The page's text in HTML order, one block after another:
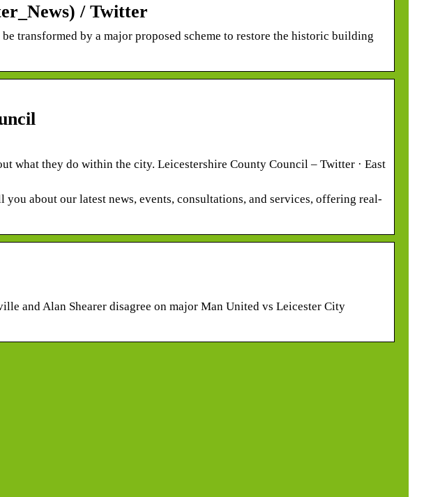
/ Twitter
transformed by a major proposed scheme to restore the historic building
what they do within the city. Leicestershire County Council – Twitter · East
about our latest news, events, consultations, and services, offering real-
and Alan Shearer disagree on major Man United vs Leicester City